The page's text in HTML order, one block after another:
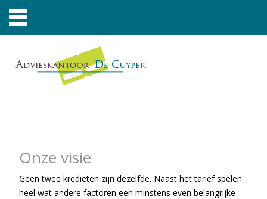
Onze visie
Geen twee kredieten zijn dezelfde. Naast het tarief spelen
heel wat andere factoren een minstens even belangrijke